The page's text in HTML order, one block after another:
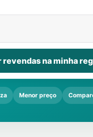
revendas na minha
Menor preço